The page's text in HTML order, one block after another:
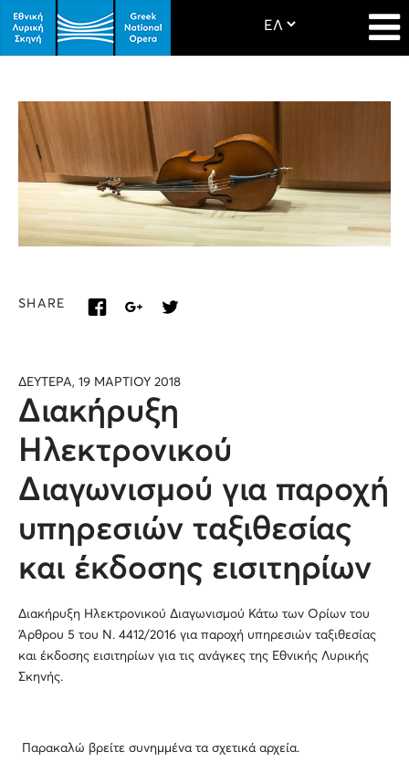
SHARE
ΔΕΥΤΕΡΑ, 19 ΜΑΡΤΙΟΥ 2018
Διακήρυξη
Ηλεκτρονικού
Διαγωνισμού για παροχή
υπηρεσιών ταξιθεσίας
και έκδοσης εισιτηρίων
Διακήρυξη Ηλεκτρονικού Διαγωνισμού Κάτω των Ορίων του
Άρθρου 5 του Ν. 4412/2016 για παροχή υπηρεσιών ταξιθεσίας
και έκδοσης εισιτηρίων για τις ανάγκες της Εθνικής Λυρικής
Σκηνής.
Παρακαλώ βρείτε συνημμένα τα σχετικά αρχεία.